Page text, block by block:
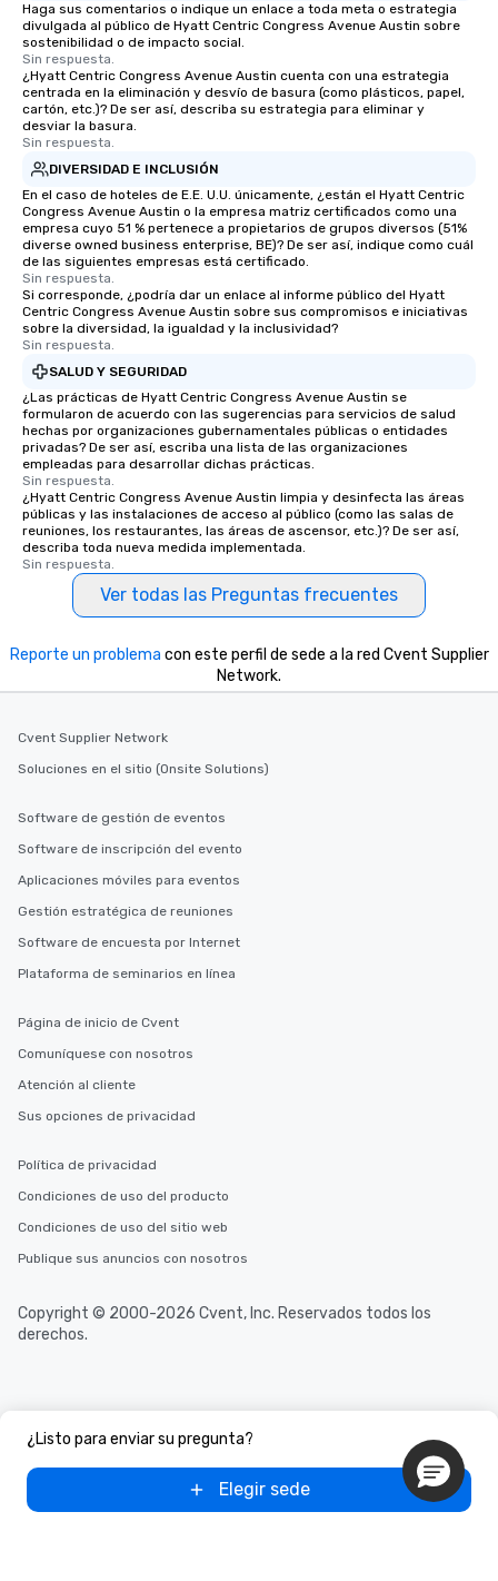
Haga sus comentarios o indique un enlace a toda meta o estrategia
divulgada al público de Hyatt Centric Congress Avenue Austin sobre
sostenibilidad o de impacto social.
Sin respuesta.
¿Hyatt Centric Congress Avenue Austin cuenta con una estrategia
centrada en la eliminación y desvío de basura (como plásticos, papel,
cartón, etc.)? De ser así, describa su estrategia para eliminar y
desviar la basura.
Sin respuesta.
DIVERSIDAD E INCLUSIÓN
En el caso de hoteles de E.E. U.U. únicamente, ¿están el Hyatt Centric
Congress Avenue Austin o la empresa matriz certificados como una
empresa cuyo 51 % pertenece a propietarios de grupos diversos (51%
diverse owned business enterprise, BE)? De ser así, indique como cuál
de las siguientes empresas está certificado.
Sin respuesta.
Si corresponde, ¿podría dar un enlace al informe público del Hyatt
Centric Congress Avenue Austin sobre sus compromisos e iniciativas
sobre la diversidad, la igualdad y la inclusividad?
Sin respuesta.
SALUD Y SEGURIDAD
¿Las prácticas de Hyatt Centric Congress Avenue Austin se
formularon de acuerdo con las sugerencias para servicios de salud
hechas por organizaciones gubernamentales públicas o entidades
privadas? De ser así, escriba una lista de las organizaciones
empleadas para desarrollar dichas prácticas.
Sin respuesta.
¿Hyatt Centric Congress Avenue Austin limpia y desinfecta las áreas
públicas y las instalaciones de acceso al público (como las salas de
reuniones, los restaurantes, las áreas de ascensor, etc.)? De ser así,
describa toda nueva medida implementada.
Sin respuesta.
Ver todas las Preguntas frecuentes
¿Listo para enviar su pregunta?
Elegir sede
Reporte un problema con este perfil de sede a la red Cvent Supplier
Network.
Cvent Supplier Network
Soluciones en el sitio (Onsite Solutions)
Software de gestión de eventos
Software de inscripción del evento
Aplicaciones móviles para eventos
Gestión estratégica de reuniones
Software de encuesta por Internet
Plataforma de seminarios en línea
Página de inicio de Cvent
Comuníquese con nosotros
Atención al cliente
Sus opciones de privacidad
Política de privacidad
Condiciones de uso del producto
Condiciones de uso del sitio web
Publique sus anuncios con nosotros
Copyright © 2000-2026 Cvent, Inc. Reservados todos los
derechos.